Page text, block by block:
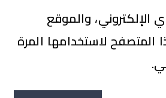
الإلكتروني، والموقع
المتصفح لاستخدامها المرة